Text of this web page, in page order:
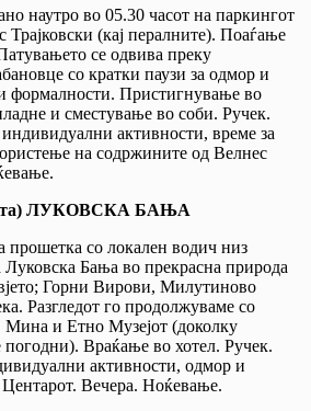
наутро во 05.30 часот на паркингот
Трајковски (кај пералните). Поаѓање
се одвива преку
со кратки паузи за одмор и
формалности. Пристигнување во
и сместување во соби. Ручек.
активности, време за
на содржините од Велнес
ЛУКОВСКА БАЊА
прошетка со локален водич низ
Бања во прекрасна природа
Горни Вирови, Милутиново
Разгледот го продолжуваме со
Мина и Етно Музејот (доколку
погодни). Враќање во хотел. Ручек.
активности, одмор и
Центарот. Вечера. Ноќевање.